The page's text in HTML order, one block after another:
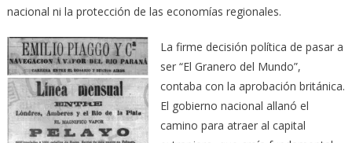
nacional ni la protección de las economías regionales.
La firme decisión política de pasar a
ser “El Granero del Mundo”,
contaba con la aprobación británica.
El gobierno nacional allanó el
camino para atraer al capital